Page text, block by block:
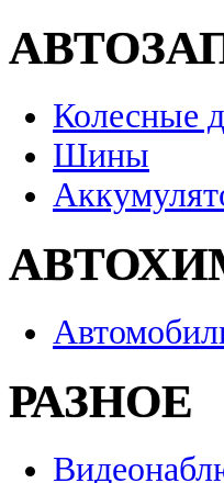
Колесные
Шины
РАЗНОЕ